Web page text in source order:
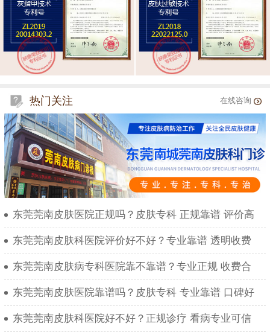
热门关注 在线咨询
东莞莞南皮肤医院正规吗？皮肤专科 正规靠谱 评价高
东莞莞南皮肤科医院评价好不好？专业靠谱 透明收费
东莞莞南皮肤病专科医院靠不靠谱？专业正规 收费合
东莞莞南皮肤医院靠谱吗？皮肤专科 专业靠谱 口碑好
东莞莞南皮肤科医院好不好？正规诊疗 看病专业可信